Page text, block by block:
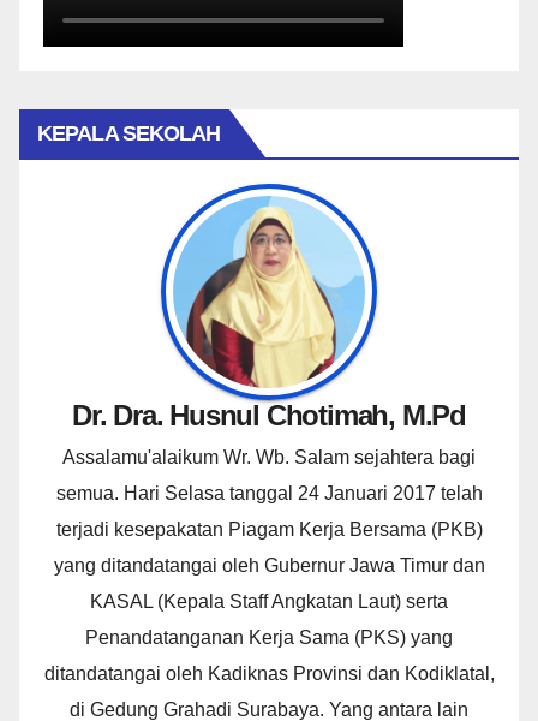
KEPALA SEKOLAH
Dr. Dra. Husnul Chotimah, M.Pd
Assalamu'alaikum Wr. Wb. Salam sejahtera bagi
semua. Hari Selasa tanggal 24 Januari 2017 telah
terjadi kesepakatan Piagam Kerja Bersama (PKB)
yang ditandatangai oleh Gubernur Jawa Timur dan
KASAL (Kepala Staff Angkatan Laut) serta
Penandatanganan Kerja Sama (PKS) yang
ditandatangai oleh Kadiknas Provinsi dan Kodiklatal,
di Gedung Grahadi Surabaya. Yang antara lain